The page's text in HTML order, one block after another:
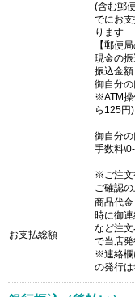
(含む郵
でにお
ります
【郵便
現金の
振込金
御自分
※ATM操
ら125円)
御自分
手数料
※ご注文
ご確認の
お支払総額
商品代
時に御
など注
で当店発
※連絡欄
の発行は